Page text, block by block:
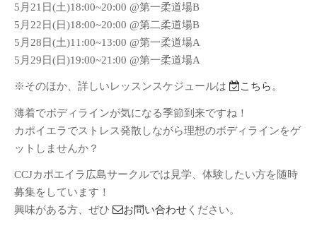
最近の投稿
フリーに攻撃
明けましておめでとうございま
す。
第4回Mestre SAMRAI (サムライ
先生)講習会@広島で広島サーク
ル始動しました！
235
カテゴリー
5月21日(土)18:00~20:00 @第一柔道場B
5月22日(日)18:00~20:00 @第二柔道場B
5月28日(土)11:00~13:00 @第一柔道場A
5月29日(日)19:00~21:00 @第一柔道場A
※そのほか、詳しいレッスンスケジュールは こちら 。
薄着でボディラインが気になる季節到来ですね！
カポイエラでストレス発散しながら理想のボディラインをゲ
ットしませんか？
CCJカポエイラ広島サークルでは見学、体験したい方を随時
募集をしています！
興味がある方、ぜひ
お問い合わせ ください。